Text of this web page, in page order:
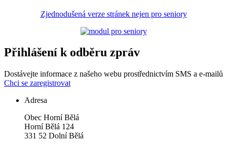
Zjednodušená verze stránek nejen pro seniory
Přihlášení k odběru zpráv
Dostávejte informace z našeho webu prostřednictvím SMS a e-mailů
Chci se zaregistrovat
Adresa
Obec Horní Bělá
Horní Bělá 124
331 52 Dolní Bělá